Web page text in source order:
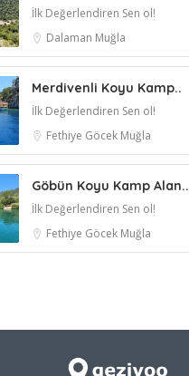
İlk Değerlendiren Sen ol!
Dalaman Muğla
Merdivenli Koyu Kamp..
İlk Değerlendiren Sen ol!
Fethiye Göcek Muğla
Göbün Koyu Kamp Alan..
İlk Değerlendiren Sen ol!
Fethiye Göcek Muğla